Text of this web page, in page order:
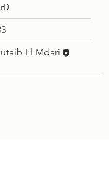
El Mdari